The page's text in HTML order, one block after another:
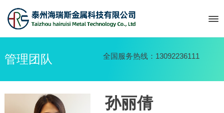
全国服务热线：13092236111
管理团队
孙丽倩